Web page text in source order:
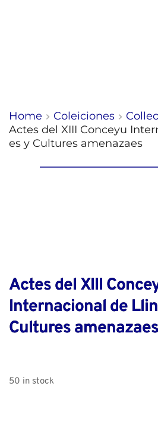
Home Coleiciones
Actes del XIII Conceyu
es y Cultures amenazaes
Actes del XIII
Internacional de
Cultures amenazaes
50 in stock